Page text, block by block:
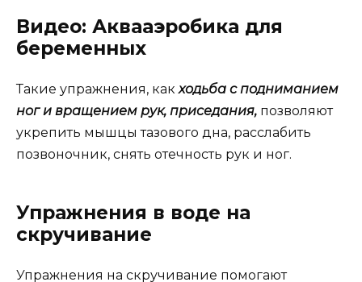
Видео: Аквааэробика для
беременных
Такие упражнения, какходьба с подниманием
ног и вращением рук, приседания, позволяют
укрепить мышцы тазового дна, расслабить
позвоночник, снять отечность рук и ног.
Упражнения в воде на
скручивание
Упражнения на скручивание помогают